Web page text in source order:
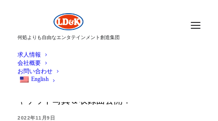
何処よりも自由なエンタテインメント創造集団
求人情報
会社概要
お問い合わせ
English
ャケット写真＆収録曲公開！
2022年11月9日